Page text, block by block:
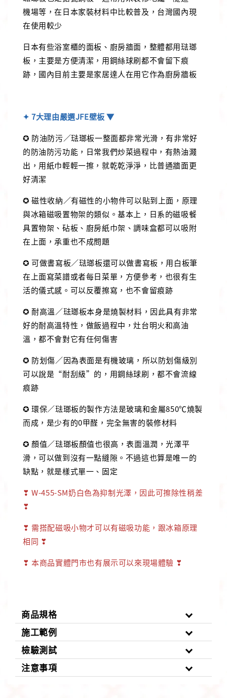
機場等，在日本家裝材料中比較普及，台灣國內現
在使用較少
日本有些浴室櫃的面板、廚房牆面，整體都用琺瑯
板，主要是方便清潔，用鋼絲球刷都不會留下痕
跡，國內目前主要是家居達人在用它作為廚房牆板
✦ 7大理由嚴選JFE壁板 ▼
✪ 防油防污／琺瑯板一整面都非常光滑，有非常好
的防油防污功能，日常我們炒菜過程中，有熱油濺
出，用紙巾輕輕一擦，就乾乾淨淨，比普通牆面更
好清潔
✪ 磁性收納／有磁性的小物件可以貼到上面，原理
與冰箱磁吸置物架的類似。基本上，日系的磁吸餐
具置物架、砧板、廚房紙巾架、調味盒都可以吸附
在上面，承重也不成問題
✪ 可做書寫板／琺瑯板還可以做書寫板，用白板筆
在上面寫菜譜或者每日菜單，方便參考，也很有生
活的儀式感。可以反覆擦寫，也不會留痕跡
✪ 耐高溫／琺瑯板本身是燒製材料，因此具有非常
好的耐高溫特性，做飯過程中，灶台明火和高油
溫，都不會對它有任何傷害
✪ 防划傷／因為表面是有機玻璃，所以防划傷級別
可以說是“耐刮級”的，用鋼絲球刷，都不會流線
痕跡
✪ 環保／琺瑯板的製作方法是玻璃和金屬850℃燒製
而成，是少有的0甲醛，完全無害的裝修材料
✪ 顏值／琺瑯板顏值也很高，表面溫潤，光澤平
滑，可以做到沒有一點縫隙。不過這也算是唯一的
缺點，就是樣式單一、固定
❣ W-455-SM奶白色為抑制光澤，因此可擦除性稍差
❣
❣ 需搭配磁吸小物才可以有磁吸功能，跟冰箱原理
相同 ❣
❣本商品實體門市也有展示可以來現場體驗 ❣
商品規格
施工範例
檢驗測試
注意事項